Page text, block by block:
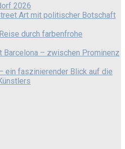
2026
Art mit politischer Botschaft
durch farbenfrohe
Barcelona – zwischen Prominenz
ein faszinierender Blick auf die